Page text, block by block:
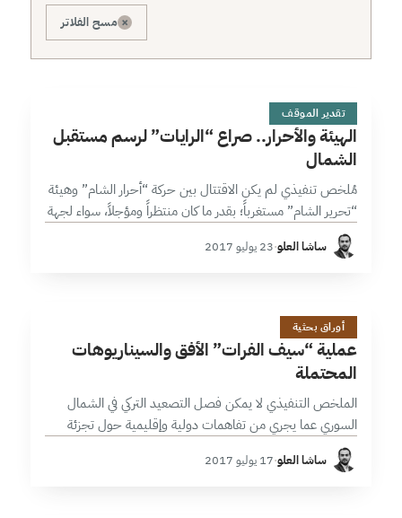
× مسح الفلاتر
ا
13 دقائق
تقدير الموقف
الهيئة والأحرار.. صراع “الرايات” لرسم مستقبل
الشمال
مُلخص تنفيذي لم يكن الاقتتال بين حركة “أحرار الشام” وهيئة
“تحرير الشام” مستغرباً؛ بقدر ما كان منتظراً ومؤجلاً، سواء لجهة
الاحتقان القديم بين الطرفين، أو لجهة ما أمنته مناطق
“خفض…ساشا العلو·23 يوليو 2017
ع
18 دقائق
أوراق بحثية
عملية “سيف الفرات” الأفق والسيناريوهات
المحتملة
الملخص التنفيذي لا يمكن فصل التصعيد التركي في الشمال
السوري عما يجري من تفاهمات دولية وإقليمية حول تجزئة
المسار العسكري في سورية إلى مناطق خفض توتر؛ تفضي إلى
مناطق نفوذ…
ساشا العلو·17 يوليو 2017